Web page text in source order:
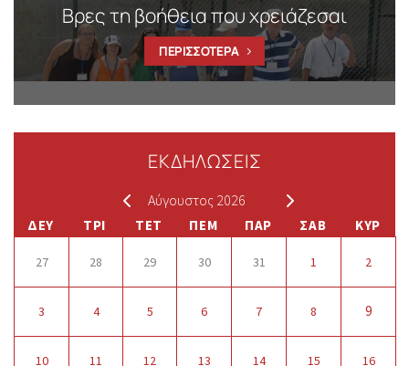
Βρες τη βοήθεια που χρειάζεσαι
ΠΕΡΙΣΣΟΤΕΡΑ
ΕΚΔΗΛΩΣΕΙΣ
Αύγουστος 2026
ΔΕΥ ΤΡΙ ΤΕΤ ΠΕΜ ΠΑΡ ΣΑΒ ΚΥΡ
27 28 29 30 31 1 2
3 4 5 6 7 8 9
10 11 12 13 14 15 16